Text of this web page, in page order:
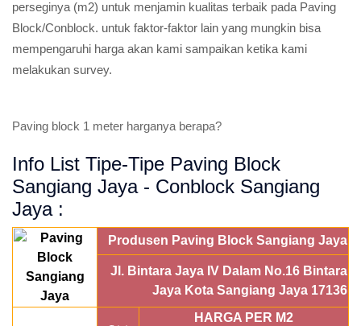
perseginya (m2) untuk menjamin kualitas terbaik pada Paving
Block/Conblock. untuk faktor-faktor lain yang mungkin bisa
mempengaruhi harga akan kami sampaikan ketika kami
melakukan survey.
Paving block 1 meter harganya berapa?
Info List Tipe-Tipe Paving Block
Sangiang Jaya - Conblock Sangiang
Jaya :
Produsen Paving Block Sangiang Jaya
Jl. Bintara Jaya IV Dalam No.16 Bintara
Jaya Kota Sangiang Jaya 17136
HARGA PER M2